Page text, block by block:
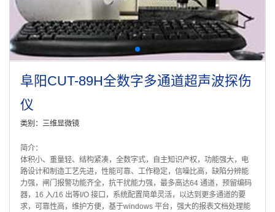
阜阳CUT-89H全数字多通道超声波探伤
仪
类别：三维显微镜
简介：
体积小、重量轻、结构紧凑，全数字式，自主知识产权，功能强大，电
路设计和制造工艺先进，性能可靠、工作稳定，信噪比高，缺陷分辨能
力强，闸门报警功能齐全，抗干扰能力强，最多高达64 通道，预留编码
器，16 入/16 出等I/O 接口，系统配置简单灵活，以达到更多通道的要
求，可靠性高，维护方便，基于windows 平台，强大的报表文档处理能